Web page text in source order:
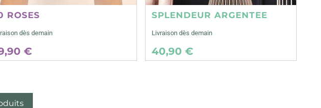
ROSES
dès demain
€
SPLENDEUR ARGENTEE
Livraison dès demain
40,90 €